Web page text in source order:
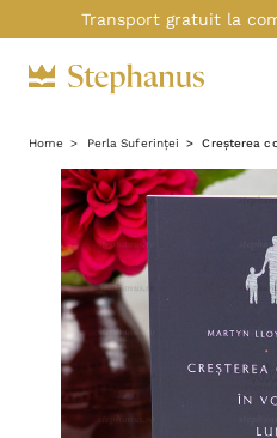
Transport gratuit la
Home Perla Suferinței Creșterea